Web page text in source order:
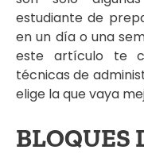
estudiante de
en un día o una
este artículo te
técnicas de
elige la que vaya
BLOQUES